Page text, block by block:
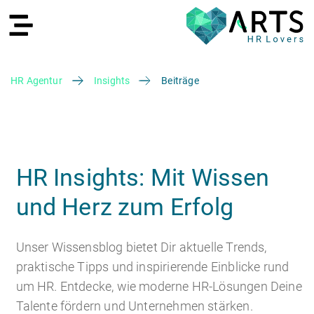
Recruiting
Recruiting Agentur
HR Services
HR Agentur Insights Beiträge
HR Insights: Mit Wissen
und Herz zum Erfolg
Unser Wissensblog bietet Dir aktuelle Trends,
praktische Tipps und inspirierende Einblicke rund
um HR. Entdecke, wie moderne HR-Lösungen Deine
Talente fördern und Unternehmen stärken.